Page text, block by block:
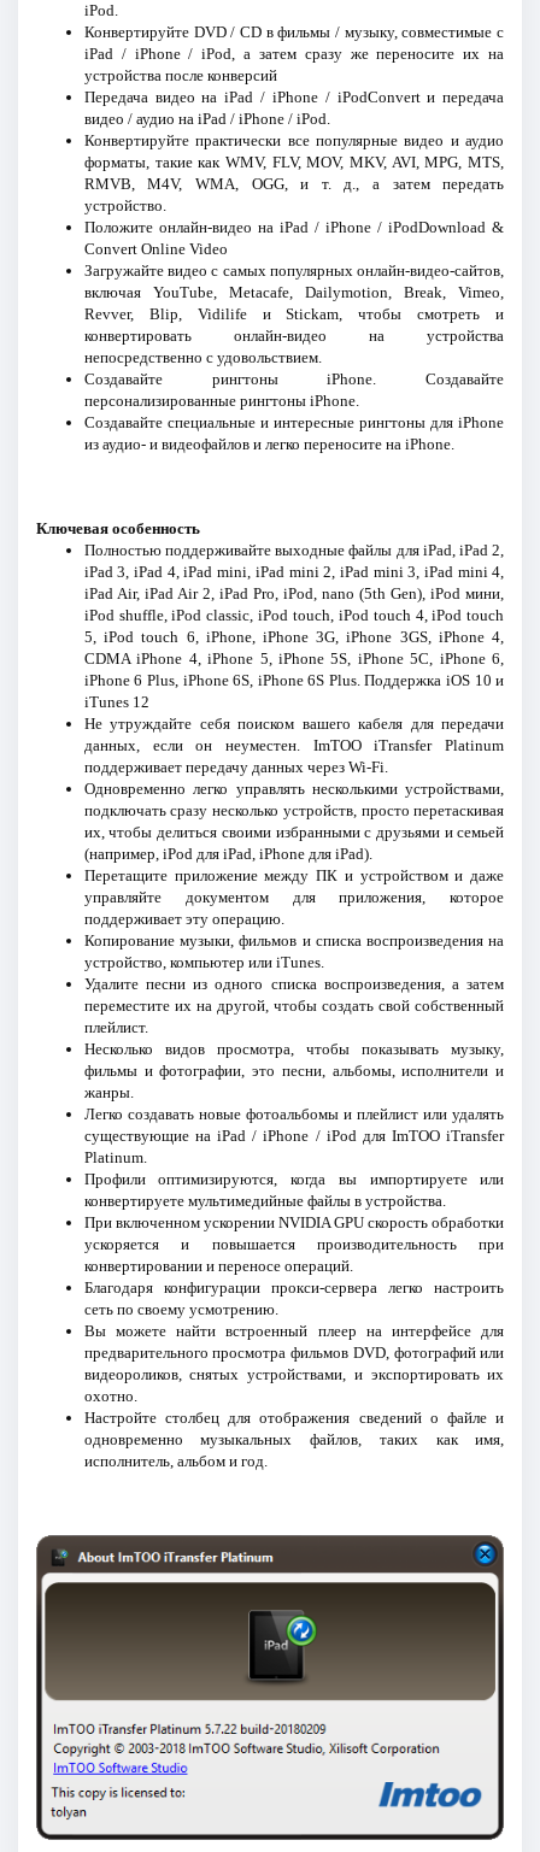
iPod.
Конвертируйте DVD / CD в фильмы / музыку, совместимые с
iPad / iPhone / iPod, а затем сразу же переносите их на
устройства после конверсий
Передача видео на iPad / iPhone / iPodConvert и передача
видео / аудио на iPad / iPhone / iPod.
Конвертируйте практически все популярные видео и аудио
форматы, такие как WMV, FLV, MOV, MKV, AVI, MPG, MTS,
RMVB, M4V, WMA, OGG, и т. д., а затем передать
устройство.
Положите онлайн-видео на iPad / iPhone / iPodDownload &
Convert Online Video
Загружайте видео с самых популярных онлайн-видео-сайтов,
включая YouTube, Metacafe, Dailymotion, Break, Vimeo,
Revver, Blip, Vidilife и Stickam, чтобы смотреть и
конвертировать онлайн-видео на устройства
непосредственно с удовольствием.
Создавайте рингтоны iPhone. Создавайте
персонализированные рингтоны iPhone.
Создавайте специальные и интересные рингтоны для iPhone
из аудио- и видеофайлов и легко переносите на iPhone.
Ключевая особенность
Полностью поддерживайте выходные файлы для iPad, iPad 2,
iPad 3, iPad 4, iPad mini, iPad mini 2, iPad mini 3, iPad mini 4,
iPad Air, iPad Air 2, iPad Pro, iPod, nano (5th Gen), iPod мини,
iPod shuffle, iPod classic, iPod touch, iPod touch 4, iPod touch
5, iPod touch 6, iPhone, iPhone 3G, iPhone 3GS, iPhone 4,
CDMA iPhone 4, iPhone 5, iPhone 5S, iPhone 5C, iPhone 6,
iPhone 6 Plus, iPhone 6S, iPhone 6S Plus. Поддержка iOS 10 и
iTunes 12
Не утруждайте себя поиском вашего кабеля для передачи
данных, если он неуместен. ImTOO iTransfer Platinum
поддерживает передачу данных через Wi-Fi.
Одновременно легко управлять несколькими устройствами,
подключать сразу несколько устройств, просто перетаскивая
их, чтобы делиться своими избранными с друзьями и семьей
(например, iPod для iPad, iPhone для iPad).
Перетащите приложение между ПК и устройством и даже
управляйте документом для приложения, которое
поддерживает эту операцию.
Копирование музыки, фильмов и списка воспроизведения на
устройство, компьютер или iTunes.
Удалите песни из одного списка воспроизведения, а затем
переместите их на другой, чтобы создать свой собственный
плейлист.
Несколько видов просмотра, чтобы показывать музыку,
фильмы и фотографии, это песни, альбомы, исполнители и
жанры.
Легко создавать новые фотоальбомы и плейлист или удалять
существующие на iPad / iPhone / iPod для ImTOO iTransfer
Platinum.
Профили оптимизируются, когда вы импортируете или
конвертируете мультимедийные файлы в устройства.
При включенном ускорении NVIDIA GPU скорость обработки
ускоряется и повышается производительность при
конвертировании и переносе операций.
Благодаря конфигурации прокси-сервера легко настроить
сеть по своему усмотрению.
Вы можете найти встроенный плеер на интерфейсе для
предварительного просмотра фильмов DVD, фотографий или
видеороликов, снятых устройствами, и экспортировать их
охотно.
Настройте столбец для отображения сведений о файле и
одновременно музыкальных файлов, таких как имя,
исполнитель, альбом и год.